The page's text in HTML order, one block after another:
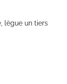
lègue un tiers